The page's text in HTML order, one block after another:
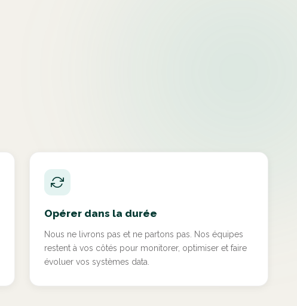
Opérer dans la durée
Nous ne livrons pas et ne partons pas. Nos équipes
restent à vos côtés pour monitorer, optimiser et faire
évoluer vos systèmes data.